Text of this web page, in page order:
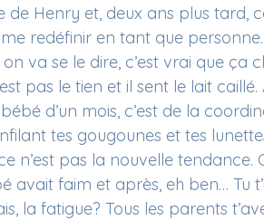
Henry et, deux ans plus tard,
redéfinir en tant que
va se le dire, c’est vrai que ça
pas le tien et il sent le lait
d’un mois, c’est de la
tes gougounes et tes
n’est pas la nouvelle tendance.
avait faim et après, eh ben… Tu
la fatigue? Tous les parents